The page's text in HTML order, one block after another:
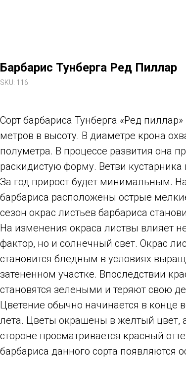
Барбарис Тунберга Ред Пиллар
SKU: 116
Сорт барбариса Тунберга «Ред пиллар»
метров в высоту. В диаметре крона
полуметра. В процессе развития она
раскидистую форму. Ветви
За год прирост будет минимальным.
барбариса расположены острые
сезон окрас листьев барбариса
На изменения окраса листвы влияет
фактор, но и солнечный свет. Окрас
становится бледным в условиях
затененном участке. Впоследствии
становятся зелеными и теряют свою
Цветение обычно начинается в конце
лета. Цветы окрашены в желтый цвет,
стороне просматривается красный
барбариса данного сорта появляются